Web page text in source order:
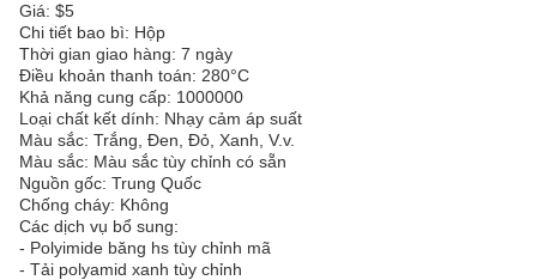
Giá: $5
Chi tiết bao bì: Hộp
Thời gian giao hàng: 7 ngày
Điều khoản thanh toán: 280°C
Khả năng cung cấp: 1000000
Loại chất kết dính: Nhạy cảm áp suất
Màu sắc: Trắng, Đen, Đỏ, Xanh, V.v.
Màu sắc: Màu sắc tùy chỉnh có sẵn
Nguồn gốc: Trung Quốc
Chống cháy: Không
Các dịch vụ bổ sung:
- Polyimide băng hs tùy chỉnh mã
- Tải polyamid xanh tùy chỉnh